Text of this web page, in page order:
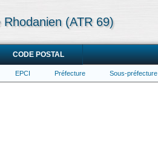
(ATR 69)
CODE POSTAL
EPCI Préfecture Sous-préfecture